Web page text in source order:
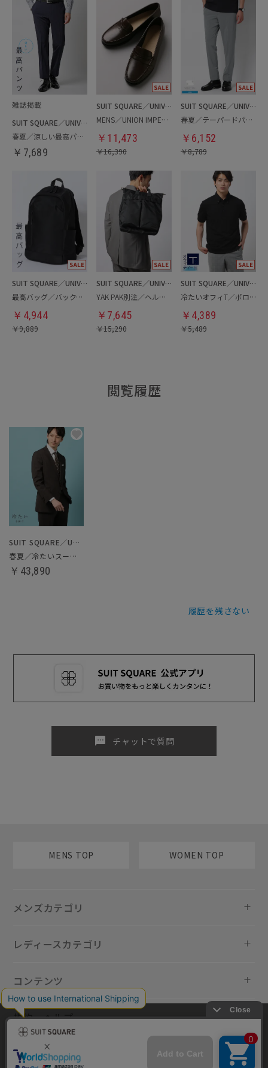
SUIT SQUARE／UNIVERSAL LANGUAGE
春夏／涼しい最高パンツ
￥ 7,689
SUIT SQUARE／UNIVERSAL LANGUAGE
MENS／UNION IMPERIAL監修／コインローファー
￥ 11,473
￥16,390
SUIT SQUARE／UNIVERSAL LANGUAGE
春夏／テーパードパンツ
￥ 6,152
￥8,789
SUIT SQUARE／UNIVERSAL LANGUAGE
最高バッグ／バックパック
￥ 4,944
￥9,889
SUIT SQUARE／UNIVERSAL LANGUAGE
YAK PAK別注／ヘルメットバッグ
￥ 7,645
￥15,290
SUIT SQUARE／UNIVERSAL LANGUAGE
冷たいオフィT／ポロシャツ
￥ 4,389
￥5,489
閲覧履歴
SUIT SQUARE／UNIVERSAL LANGUAGE
春夏／冷たいスーツ／ツーパンツ
￥43,890
履歴を残さない
sms チャットで質問
MENS TOP WOMEN TOP
メンズカテゴリ
レディースカテゴリ
コンテンツ
規約・ヘルプ
当サイトでは利用体験の向上およびコンテンツの最適な提供、トラフィ
ックの分析を目的としてCookieを使用しています。サイトの閲覧を継続
された場合、Cookieの利用に同意したものといたします。詳細について